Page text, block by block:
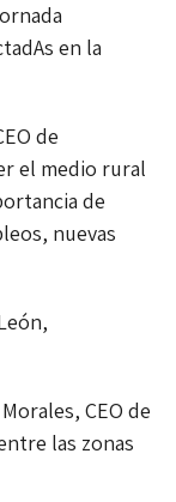
en la
de
el medio rural
de
nuevas
CEO de
las zonas